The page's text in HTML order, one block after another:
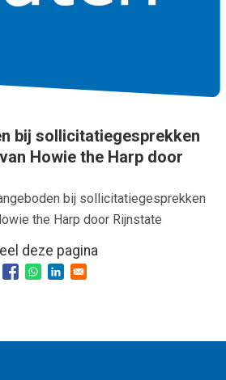
bij sollicitatiegesprekken
Howie the Harp door
bij sollicitatiegesprekken
the Harp door Rijnstate
deze pagina